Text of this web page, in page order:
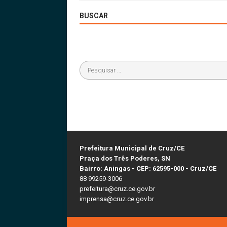
BUSCAR
Prefeitura Municipal de Cruz/CE
Praça dos Três Poderes, SN
Bairro: Aningas - CEP: 62595-000 - Cruz/CE
88 99259-3006
prefeitura@cruz.ce.gov.br
imprensa@cruz.ce.gov.br